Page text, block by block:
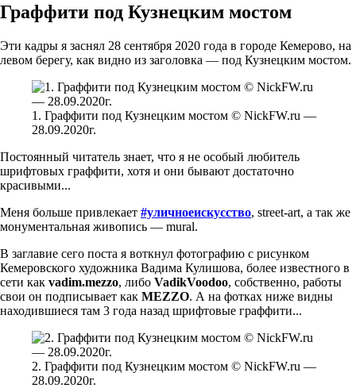
Граффити под Кузнецким мостом
Эти кадры я заснял 28 сентября 2020 года в городе Кемерово, на
левом берегу, как видно из заголовка — под Кузнецким мостом.
1. Граффити под Кузнецким мостом © NickFW.ru —
28.09.2020г.
Постоянный читатель знает, что я не особый любитель
шрифтовых граффити, хотя и они бывают достаточно
красивыми...
Меня больше привлекает #уличноеискусство, street-art, а так же
монументальная живопись — mural.
В заглавие сего поста я воткнул фотографию с рисунком
Кемеровского художника Вадима Кулишова, более известного в
сети как vadim.mezzo, либо VadikVoodoo, собственно, работы
свои он подписывает как MEZZO. А на фотках ниже видны
находившиеся там 3 года назад шрифтовые граффити...
2. Граффити под Кузнецким мостом © NickFW.ru —
28.09.2020г.